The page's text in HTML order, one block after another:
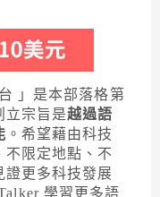
」是本部落格第
立宗旨是越過語
。希望藉由科技
限定地點、不
證更多科技發展
學習更多語